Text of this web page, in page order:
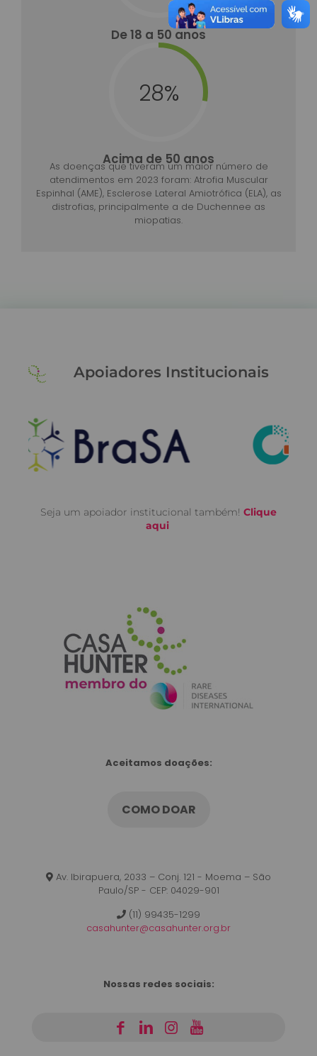
De 18 a 50 anos
28%
Acima de 50 anos
As doenças que tiveram um maior número de
atendimentos em 2023 foram: Atrofia Muscular
Espinhal (AME), Esclerose Lateral Amiotrófica (ELA), as
distrofias, principalmente a de Duchennee as
miopatias.
Apoiadores Institucionais
Seja um apoiador institucional também! Clique
aqui
Aceitamos doações:
COMO DOAR
Av. Ibirapuera, 2033 – Conj. 121 - Moema – São
Paulo/SP - CEP: 04029-901
(11) 99435-1299
casahunter@casahunter.org.br
Nossas redes sociais: